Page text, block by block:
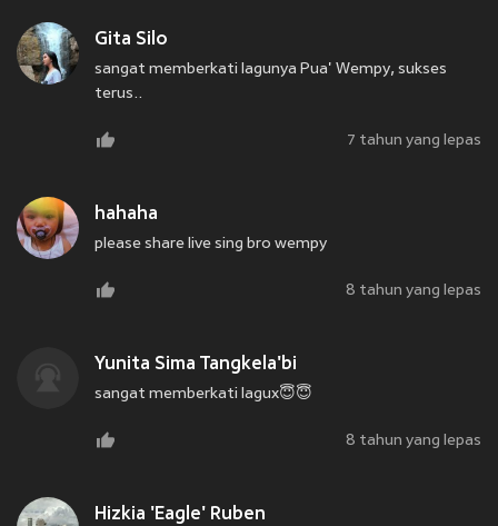
Gita Silo
sangat memberkati lagunya Pua' Wempy, sukses
terus..
7 tahun yang lepas
hahaha
please share live sing bro wempy
8 tahun yang lepas
Yunita Sima Tangkela'bi
sangat memberkati lagux😇😇
8 tahun yang lepas
Hizkia 'Eagle' Ruben